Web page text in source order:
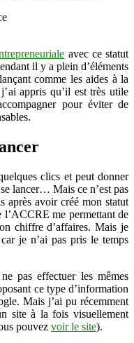
avec ce statut
il y a plein d’éléments
comme les aides à la
appris qu’il est très utile
pour éviter de
clics et peut donner
lancer… Mais ce n’est pas
après avoir créé mon statut
l’ACCRE me permettant de
chiffre d’affaires. Mais je
je n’ai pas pris le temps
pas effectuer les mêmes
ce type d’information
Mais j’ai pu récemment
site à la fois visuellement
pouvez voir le site).